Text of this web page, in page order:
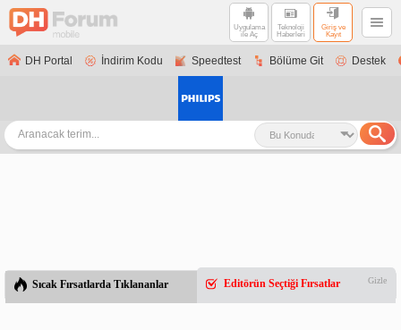
Uygulama
ile Aç
Teknoloji
Haberleri
Giriş ve
Kayıt
DH Portal İndirim Kodu Speedtest Bölüme Git Destek
Sıcak Fırsatlarda Tıklananlar Editörün Seçtiği Fırsatlar Gizle